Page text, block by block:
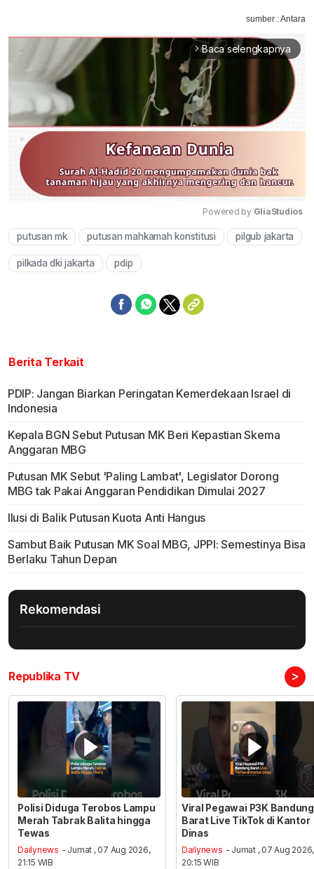
sumber : Antara
arrow_forward_ios Baca selengkapnya
Mute
Powered by GliaStudios
putusan mk putusan mahkamah konstitusi pilgub jakarta
pilkada dki jakarta pdip
Berita Terkait
PDIP: Jangan Biarkan Peringatan Kemerdekaan Israel di
Indonesia
Kepala BGN Sebut Putusan MK Beri Kepastian Skema
Anggaran MBG
Putusan MK Sebut 'Paling Lambat', Legislator Dorong
MBG tak Pakai Anggaran Pendidikan Dimulai 2027
Ilusi di Balik Putusan Kuota Anti Hangus
Sambut Baik Putusan MK Soal MBG, JPPI: Semestinya Bisa
Berlaku Tahun Depan
Rekomendasi
Republika TV >
Polisi Diduga Terobos Lampu
Merah Tabrak Balita hingga
Tewas
Dailynews - Jumat , 07 Aug 2026,
21:15 WIB
Viral Pegawai P3K Bandung
Barat Live TikTok di Kantor
Dinas
Dailynews - Jumat , 07 Aug 2026,
20:15 WIB